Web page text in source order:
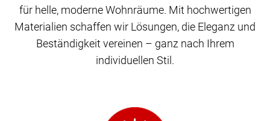
für helle, moderne Wohnräume. Mit hochwertigen
Materialien schaffen wir Lösungen, die Eleganz und
Beständigkeit vereinen – ganz nach Ihrem
individuellen Stil.